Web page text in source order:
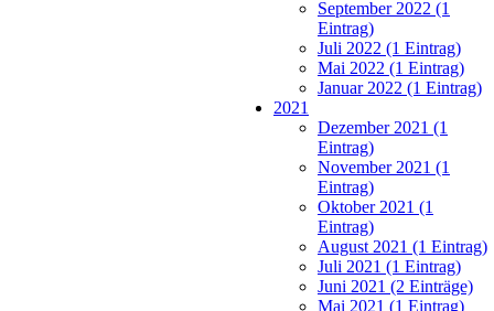
September 2022 (1
Eintrag)
Juli 2022 (1 Eintrag)
Mai 2022 (1 Eintrag)
Januar 2022 (1 Eintrag)
2021
Dezember 2021 (1
Eintrag)
November 2021 (1
Eintrag)
Oktober 2021 (1
Eintrag)
August 2021 (1 Eintrag)
Juli 2021 (1 Eintrag)
Juni 2021 (2 Einträge)
Mai 2021 (1 Eintrag)